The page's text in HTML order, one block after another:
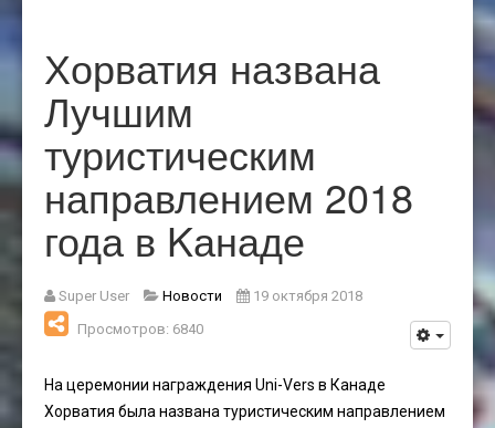
Хорватия названа
Лучшим
туристическим
направлением 2018
года в Kанаде
Super User Новости
19 октября 2018
Просмотров: 6840
На церемонии награждения Uni-Vers в Канаде
Хорватия была названа туристическим направлением